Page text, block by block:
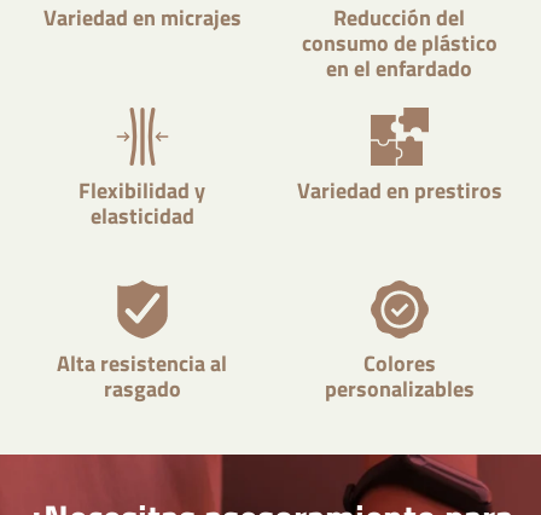
Variedad en micrajes Reducción del
consumo de plástico
en el enfardado
Flexibilidad y
elasticidad
Variedad en prestiros
Alta resistencia al
rasgado
Colores
personalizables